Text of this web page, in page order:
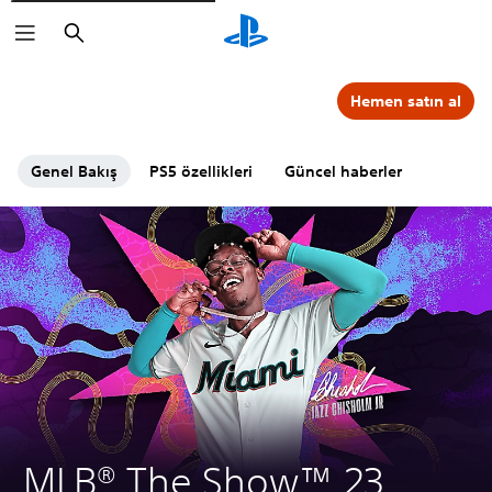
Arama
Genel Bakış PS5 özellikleri Güncel haberler
Hemen satın al
MLB® The Show™ 23